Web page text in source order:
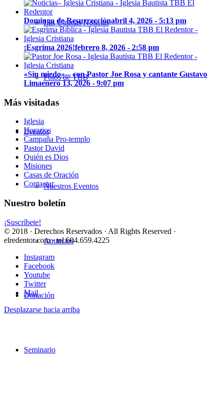
Las Últimas Noticias
Fotos de TBB
Eventos
Nuestros Eventos
Anuncios
Donación
Seminario
Domingo de Resurrecciónabril 4, 2026 - 5:13 pm
¡Esgrima 2026!febrero 8, 2026 - 2:58 pm
«Sin miedo» – con Pastor Joe Rosa y cantante Gustavo
Limaenero 13, 2026 - 9:07 pm
Más visitadas
Iglesia
Horarios
Campaña Pro-templo
Pastor David
Quién es Dios
Misiones
Casas de Oración
Contactar
Nuestro boletín
¡Suscríbete!
© 2018 · Derechos Reservados · All Rights Reserved ·
elredentor.com · tel.604.659.4225
Instagram
Facebook
Youtube
Twitter
Mail
Desplazarse hacia arriba